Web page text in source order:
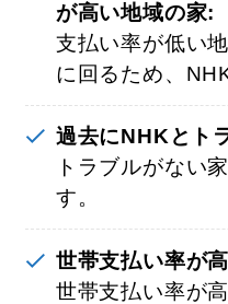
が高い地域の家:
支払い率が低い
に回るため、
過去にNHKとト
トラブルがない
す。
世帯支払い率が
世帯支払い率が